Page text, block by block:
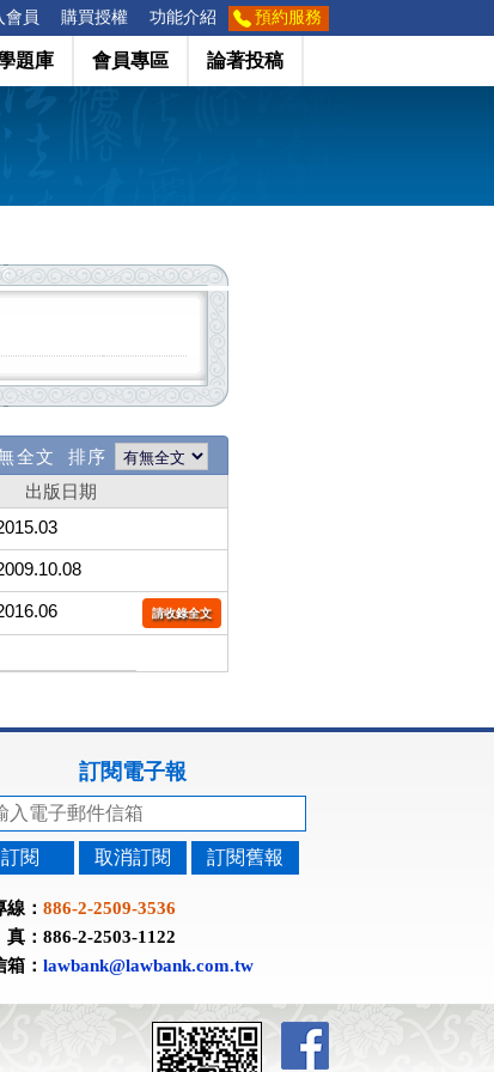
會員 購買授權 功能介紹 預約服務
題庫 會員專區 論著投稿
全文 排序
出版日期
請收錄全文
訂閱電子報
訂閱 取消訂閱 訂閱舊報
： 886-2-2509-3536
886-2-2503-1122
： lawbank@lawbank.com.tw